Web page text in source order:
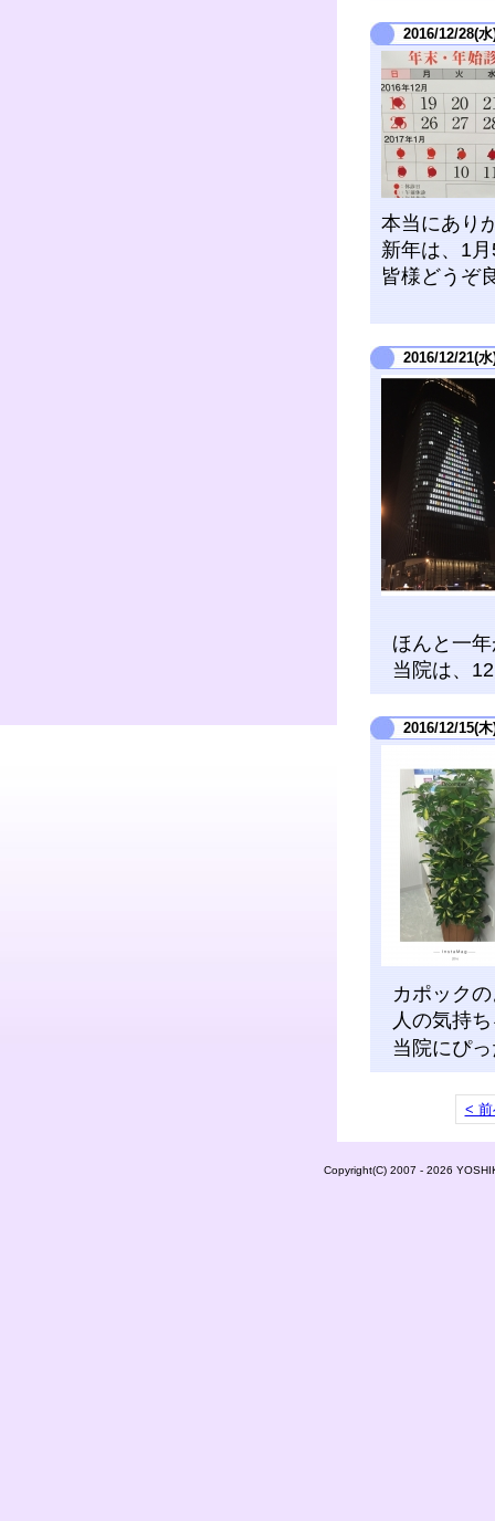
2016/12/28(水
本当にあり
新年は、1
皆様どうぞ
2016/12/21(水
ほんと一
当院は、
2016/12/15(木
カポック
人の気持
当院にぴっ
< 前
Copyright(C) 2007 - 2026